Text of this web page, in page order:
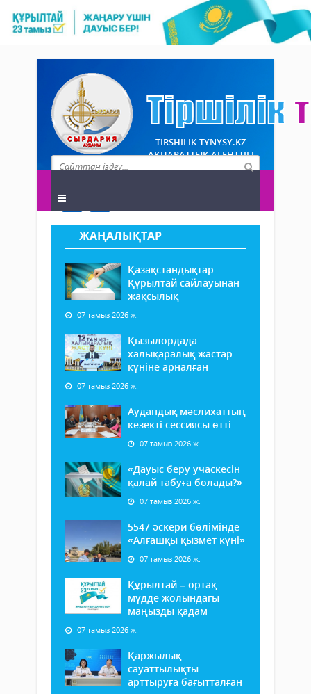
TIRSHILIK-TYNYSY.KZ
АҚПАРАТТЫҚ АГЕНТТІГІ
ЖАҢАЛЫҚТАР
Қазақстандықтар
Құрылтай сайлауынан
жақсылық
07 тамыз 2026 ж.
Қызылордада
халықаралық жастар
күніне арналған
07 тамыз 2026 ж.
Аудандық мәслихаттың
кезекті сессиясы өтті
07 тамыз 2026 ж.
«Дауыс беру учаскесін
қалай табуға болады?»
07 тамыз 2026 ж.
5547 әскери бөлімінде
«Алғашқы қызмет күні»
07 тамыз 2026 ж.
Құрылтай – ортақ
мүдде жолындағы
маңызды қадам
07 тамыз 2026 ж.
Қаржылық
сауаттылықты
арттыруға бағытталған